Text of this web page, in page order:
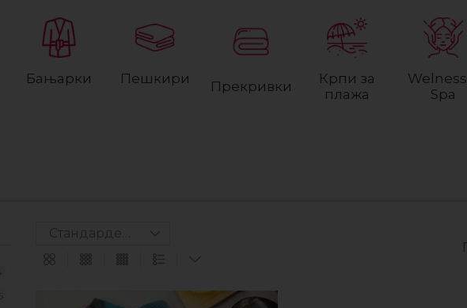
Бањарки Пешкири
Прекривки
Крпи за
плажа
Spa